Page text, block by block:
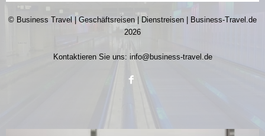
© Business Travel | Geschäftsreisen | Dienstreisen | Business-Travel.de
2026
Kontaktieren Sie uns: info@business-travel.de